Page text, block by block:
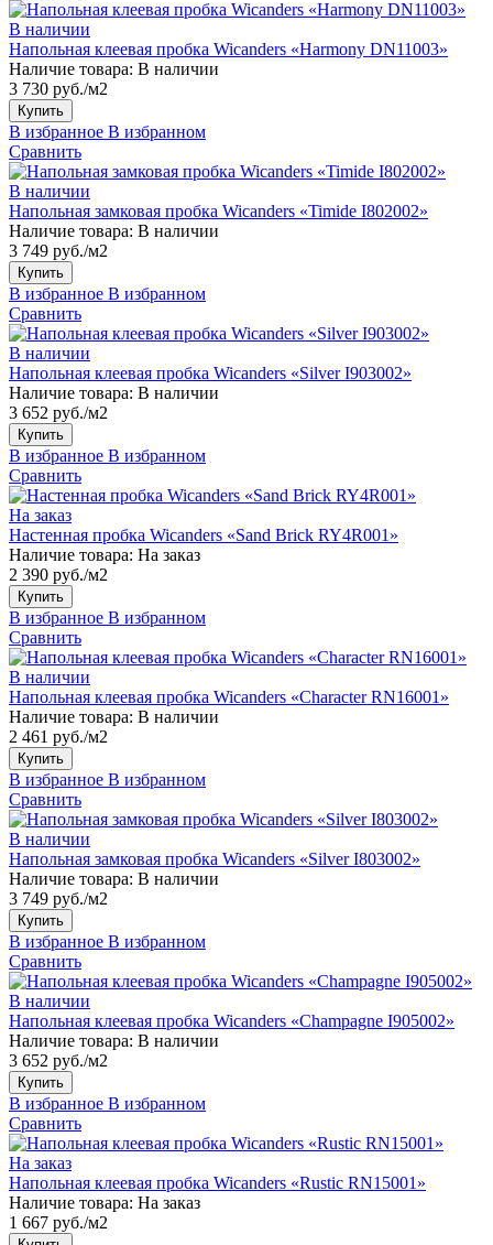
В наличии
Напольная клеевая пробка Wicanders «Harmony DN11003»
Наличие товара: В наличии
3 730 руб./м2
Купить
В избранное В избранном
Сравнить
В наличии
Напольная замковая пробка Wicanders «Timide I802002»
Наличие товара: В наличии
3 749 руб./м2
Купить
В избранное В избранном
Сравнить
В наличии
Напольная клеевая пробка Wicanders «Silver I903002»
Наличие товара: В наличии
3 652 руб./м2
Купить
В избранное В избранном
Сравнить
На заказ
Настенная пробка Wicanders «Sand Brick RY4R001»
Наличие товара: На заказ
2 390 руб./м2
Купить
В избранное В избранном
Сравнить
В наличии
Напольная клеевая пробка Wicanders «Character RN16001»
Наличие товара: В наличии
2 461 руб./м2
Купить
В избранное В избранном
Сравнить
В наличии
Напольная замковая пробка Wicanders «Silver I803002»
Наличие товара: В наличии
3 749 руб./м2
Купить
В избранное В избранном
Сравнить
В наличии
Напольная клеевая пробка Wicanders «Champagne I905002»
Наличие товара: В наличии
3 652 руб./м2
Купить
В избранное В избранном
Сравнить
На заказ
Напольная клеевая пробка Wicanders «Rustic RN15001»
Наличие товара: На заказ
1 667 руб./м2